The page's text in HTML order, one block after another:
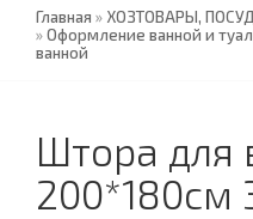
Главная » ХОЗТОВАРЫ,
»Оформление ванной и
ванной
Штора для
200*180см